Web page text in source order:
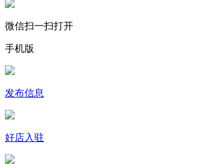
微信扫一扫打开
手机版
发布信息
好店入驻